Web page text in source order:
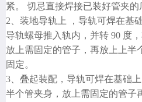
紧。 切忌直接焊接已装好管夹的
2、装地导轨上 ，导轨可焊在基
导轨螺母推入轨内，并转 90 度
放上需固定的管子，再放上上半
固定。
3、叠起装配，导轨可焊在基础
半个管夹身，放上需固定的管子